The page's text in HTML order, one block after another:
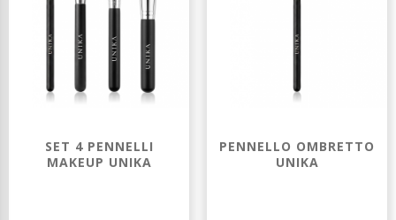
SET 4 PENNELLI
MAKEUP UNIKA
PENNELLO OMBRETTO
UNIKA